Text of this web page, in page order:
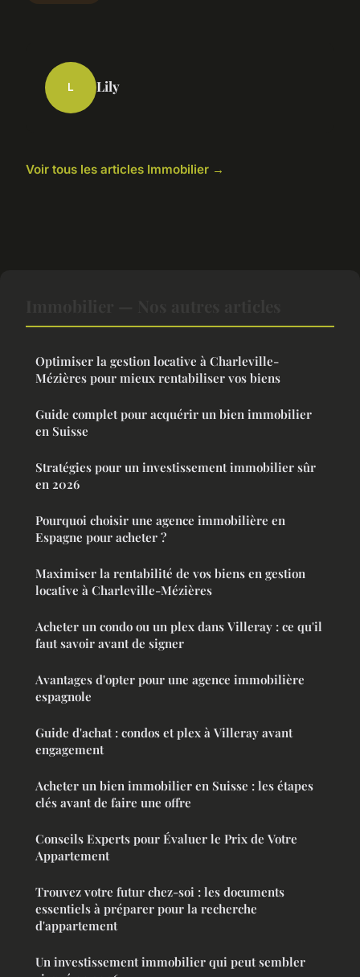
L Lily
Voir tous les articles Immobilier →
Optimiser la gestion locative à Charleville-
Mézières pour mieux rentabiliser vos biens
Guide complet pour acquérir un bien immobilier
en Suisse
Stratégies pour un investissement immobilier sûr
en 2026
Pourquoi choisir une agence immobilière en
Espagne pour acheter ?
Maximiser la rentabilité de vos biens en gestion
locative à Charleville-Mézières
Acheter un condo ou un plex dans Villeray : ce qu'il
faut savoir avant de signer
Avantages d'opter pour une agence immobilière
espagnole
Guide d'achat : condos et plex à Villeray avant
engagement
Acheter un bien immobilier en Suisse : les étapes
clés avant de faire une offre
Conseils Experts pour Évaluer le Prix de Votre
Appartement
Trouvez votre futur chez-soi : les documents
essentiels à préparer pour la recherche
d'appartement
Un investissement immobilier qui peut sembler